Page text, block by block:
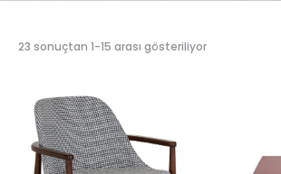
23 sonuçtan 1-15 arası gösteriliyor